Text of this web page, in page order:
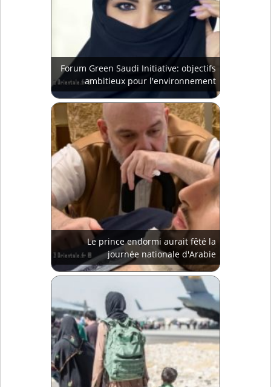
Forum Green Saudi Initiative: objectifs
ambitieux pour l'environnement
Le prince endormi aurait fêté la
journée nationale d'Arabie